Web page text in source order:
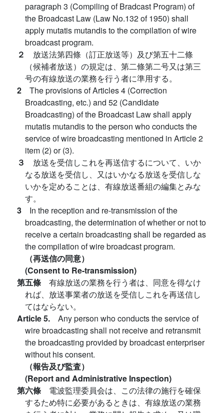
paragraph 3 (Compiling of Bradcast Program) of
the Broadcast Law (Law No.132 of 1950) shall
apply mutatis mutandis to the compilation of wire
broadcast program.
２ 放送法第四條（訂正放送等）及び第五十二條
（候補者放送）の規定は、第二條第二号又は第三
号の有線放送の業務を行う者に準用する。
2 The provisions of Articles 4 (Correction
Broadcasting, etc.) and 52 (Candidate
Broadcasting) of the Broadcast Law shall apply
mutatis mutandis to the person who conducts the
service of wire broadcasting mentioned in Article 2
item (2) or (3).
３ 放送を受信しこれを再送信するについて、いか
なる放送を受信し、又はいかなる放送を受信しな
いかを定めることは、有線放送番組の編集とみな
す。
3 In the reception and re-transmission of the
broadcasting, the determination of whether or not to
receive a certain broadcasting shall be regarded as
the compilation of wire broadcast program.
（再送信の同意）
(Consent to Re-transmission)
第五條 有線放送の業務を行う者は、同意を得なけ
れば、放送事業者の放送を受信しこれを再送信し
てはならない。
Article 5. Any person who conducts the service of
wire broadcasting shall not receive and retransmit
the broadcasting provided by broadcast enterpriser
without his consent.
（報告及び監査）
(Report and Administrative Inspection)
第六條 電波監理委員会は、この法律の施行を確保
するため特に必要があるときは、有線放送の業務